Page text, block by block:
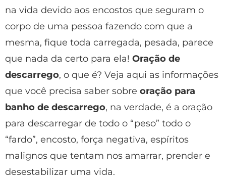
na vida devido aos encostos que seguram o
corpo de uma pessoa fazendo com que a
mesma, fique toda carregada, pesada, parece
que nada da certo para ela! Oração de
descarrego, o que é? Veja aqui as informações
que você precisa saber sobre oração para
banho de descarrego, na verdade, é a oração
para descarregar de todo o “peso” todo o
“fardo”, encosto, força negativa, espíritos
malignos que tentam nos amarrar, prender e
desestabilizar uma vida.